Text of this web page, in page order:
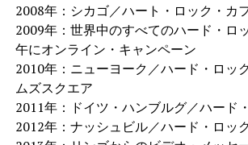
2008年：シカゴ／ハート・ロック・カ
2009年：世界中のすべてのハード・ロ
午にオンライン・キャンペーン
2010年：ニューヨーク／ハード・ロッ
ムズスクエア
2011年：ドイツ・ハンブルグ／ハード
2012年：ナッシュビル／ハード・ロッ